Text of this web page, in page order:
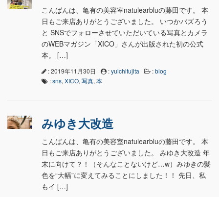
こんばんは、亀有の美容室natulearbluの藤田です。 本
日もご来店ありがとうございました。 いつかバズろう
と SNSでフォローさせていただいている写真とカメラ
のWEBマガジン「XICO」さんが出版された初の公式
本。 […]
: 2019年11月30日 :yuichifujita :blog
:sns, XICO, 写真, 本
みゆき大改造
こんばんは、亀有の美容室natulearbluの藤田です。 本
日もご来店ありがとうございました。 みゆき大改造 年
末に向けて？！（そんなことないけど…w）みゆきの髪
色を“大幅”に変えてみることにしました！！ 先日、私
もイ […]